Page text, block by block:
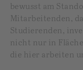
bewusst am
Mitarbeitenden,
Studierenden,
nicht nur in
die hier arbeiten